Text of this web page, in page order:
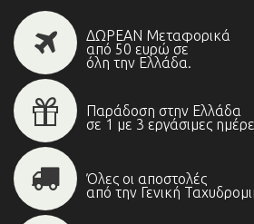
ΔΩΡΕΑΝ Μεταφορικά
από 50 ευρώ σε
όλη την Ελλάδα.
Παράδοση στην Ελλάδα
σε 1 με 3 εργάσιμες
Όλες οι αποστολές
από την Γενική